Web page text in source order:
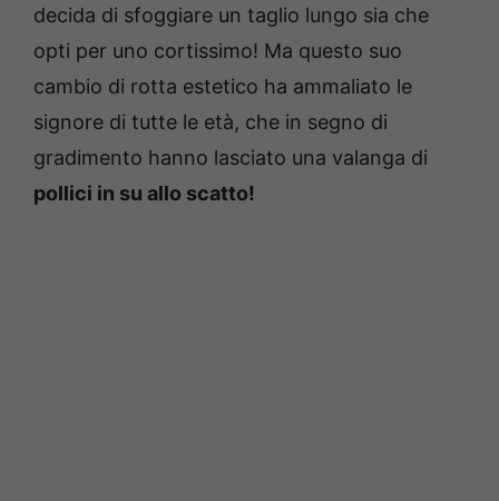
decida di sfoggiare un taglio lungo sia che
opti per uno cortissimo! Ma questo suo
cambio di rotta estetico ha ammaliato le
signore di tutte le età, che in segno di
gradimento hanno lasciato una valanga di
pollici in su allo scatto!